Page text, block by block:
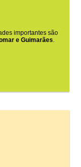
importantes são
e Guimarães.